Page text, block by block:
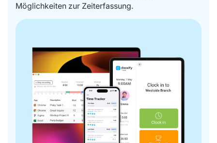
Möglichkeiten zur Zeiterfassung.